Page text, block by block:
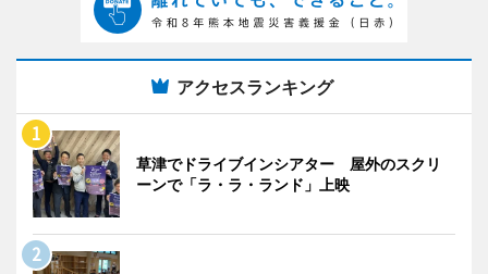
アクセスランキング
草津でドライブインシアター 屋外のスクリ
ーンで「ラ・ラ・ランド」上映